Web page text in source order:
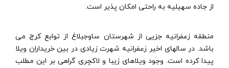
از جاده سهیلیه به راحتی امکان پذیر است.
منطقه زعفرانیه جزیی از شهرستان ساوجبلاغ از توابع کرج می
باشد. در سالهای اخیر زعفرانیه شهرت زیادی در بین خریداران ویلا
پیدا کرده است. وجود ویلاهای زیبا و لاکچری گراهی بر این مطلب